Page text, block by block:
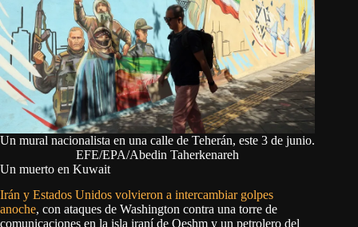
Un mural nacionalista en una calle de Teherán, este 3 de junio.
EFE/EPA/Abedin Taherkenareh
Un muerto en Kuwait
Irán y Estados Unidos volvieron a intercambiar golpes
anoche, con ataques de Washington contra una torre de
comunicaciones en la isla iraní de Qeshm y un petrolero del